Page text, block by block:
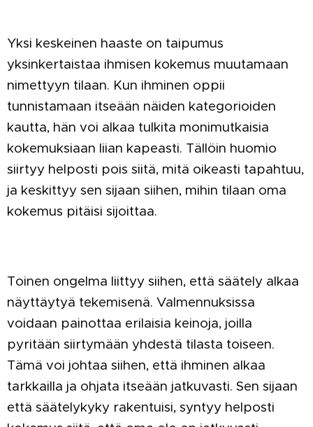
Yksi keskeinen haaste on taipumus
yksinkertaistaa ihmisen kokemus muutamaan
nimettyyn tilaan. Kun ihminen oppii
tunnistamaan itseään näiden kategorioiden
kautta, hän voi alkaa tulkita monimutkaisia
kokemuksiaan liian kapeasti. Tällöin huomio
siirtyy helposti pois siitä, mitä oikeasti tapahtuu,
ja keskittyy sen sijaan siihen, mihin tilaan oma
kokemus pitäisi sijoittaa.
Toinen ongelma liittyy siihen, että säätely alkaa
näyttäytyä tekemisenä. Valmennuksissa
voidaan painottaa erilaisia keinoja, joilla
pyritään siirtymään yhdestä tilasta toiseen.
Tämä voi johtaa siihen, että ihminen alkaa
tarkkailla ja ohjata itseään jatkuvasti. Sen sijaan
että säätelykyky rakentuisi, syntyy helposti